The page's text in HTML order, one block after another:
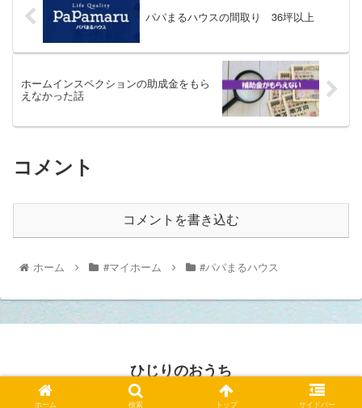
パパまるハウスの間取り 36坪以上
ホームインスペクションの助成金をもら
えなかった話
コメント
コメントを書き込む
ホーム #マイホーム #パパまるハウス
ひじりのおうち
© 2020 ひじりのおうち.
ホーム 検索 トップ サイドバー